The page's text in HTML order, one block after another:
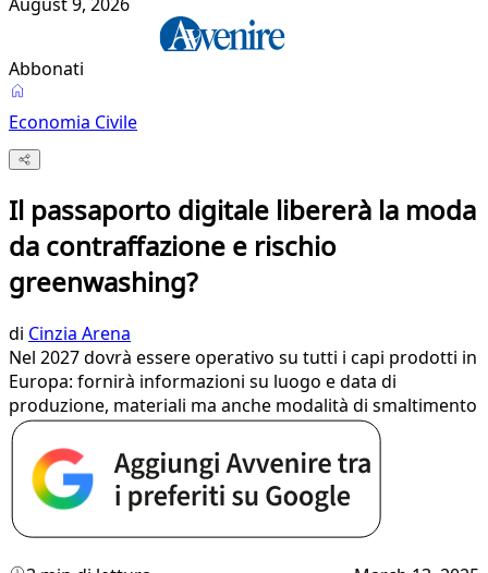
Abbonati
Economia Civile
Il passaporto digitale libererà la moda
da contraffazione e rischio
greenwashing?
di Cinzia Arena
Nel 2027 dovrà essere operativo su tutti i capi prodotti in
Europa: fornirà informazioni su luogo e data di
produzione, materiali ma anche modalità di smaltimento